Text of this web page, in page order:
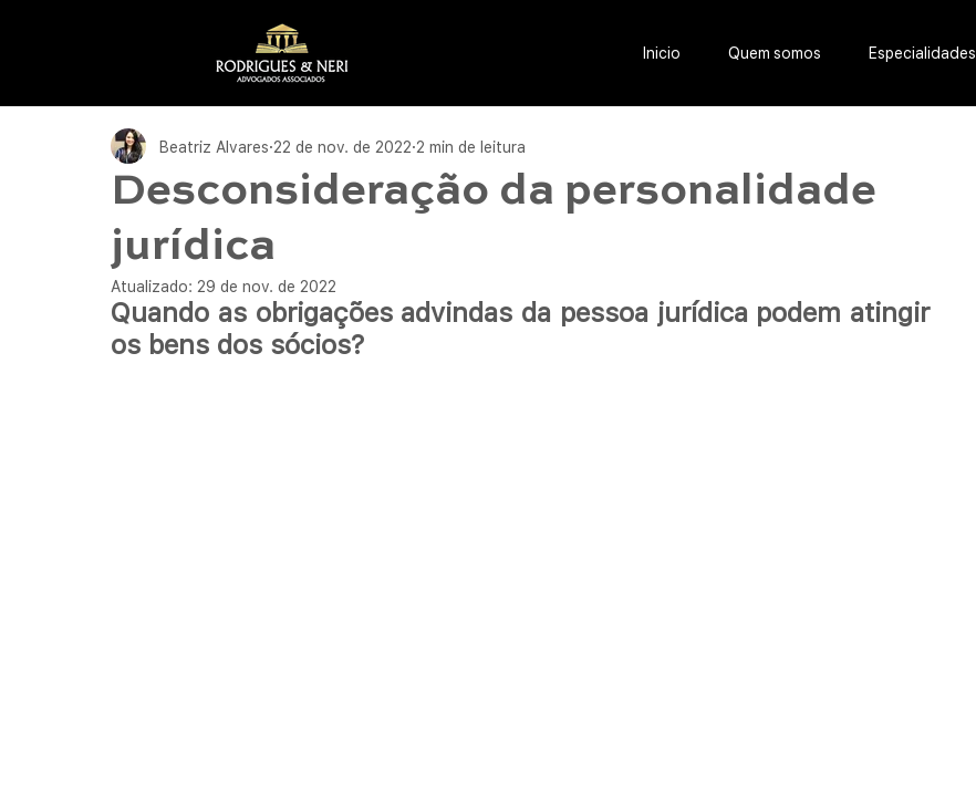
Inicio Quem somos Especialidades
Desconsideração da personalidade
jurídica
Beatriz Alvares 22 de nov. de 2022 2 min de leitura
Atualizado: 29 de nov. de 2022
Quando as obrigações advindas da pessoa jurídica podem atingir
os bens dos sócios?